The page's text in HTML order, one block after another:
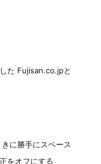
た Fujisan.co.jpと
に勝手にスペース
をオフにする